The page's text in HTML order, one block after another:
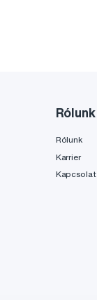
Rólunk
Rólunk
Karrier
Kapcsolat